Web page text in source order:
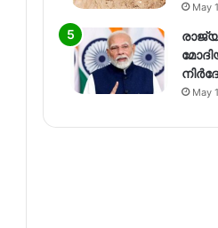
May
May